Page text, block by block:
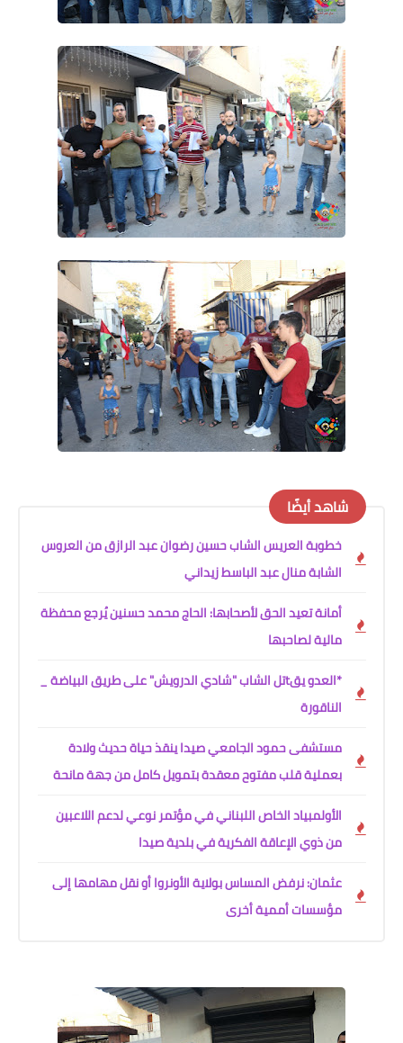
شاهد أيضًا
خطوبة العريس الشاب حسين رضوان عبد الرازق من العروس
الشابة منال عبد الباسط زيداني
أمانة تعيد الحق لأصحابها: الحاج محمد حسنين يُرجع محفظة
مالية لصاحبها
*العدو يقtتل الشاب "شادي الدرويش" على طريق البياضة _
الناقورة
مستشفى حمود الجامعي صيدا ينقذ حياة حديث ولادة
بعملية قلب مفتوح معقدة بتمويل كامل من جهة مانحة
الأولمبياد الخاص اللبناني في مؤتمر نوعي لدعم اللاعبين
من ذوي الإعاقة الفكرية في بلدية صيدا
عثمان: نرفض المساس بولاية الأونروا أو نقل مهامها إلى
مؤسسات أممية أخرى